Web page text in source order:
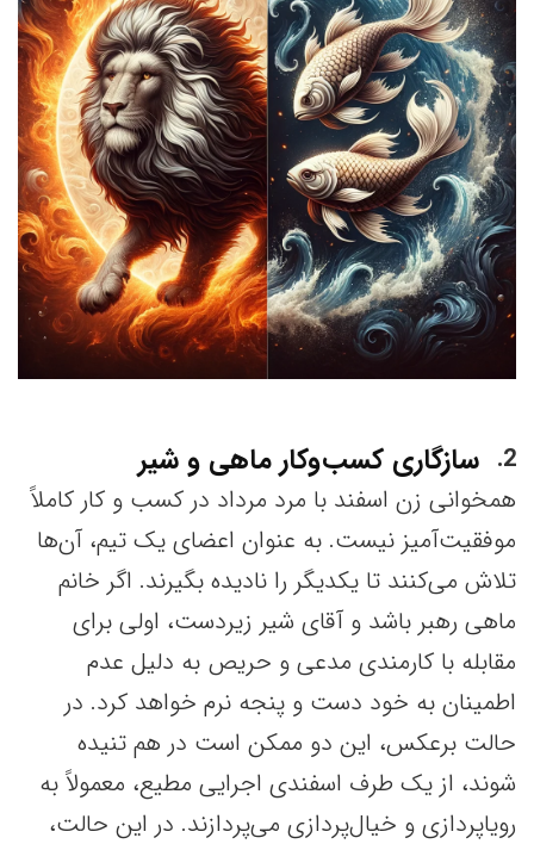
2 سازگاری کسب‌وکار ماهی و شیر
همخوانی زن اسفند با مرد مرداد در کسب و کار کاملاً
موفقیت‌آمیز نیست. به عنوان اعضای یک تیم، آن‌ها
تلاش می‌کنند تا یکدیگر را نادیده بگیرند. اگر خانم
ماهی رهبر باشد و آقای شیر زیردست، اولی برای
مقابله با کارمندی مدعی و حریص به دلیل عدم
اطمینان به خود دست و پنجه نرم خواهد کرد. در
حالت برعکس، این دو ممکن است در هم تنیده
شوند، از یک طرف اسفندی اجرایی مطیع، معمولاً به
رویاپردازی و خیال‌پردازی می‌پردازند. در این حالت،